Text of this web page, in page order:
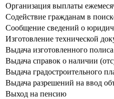
Организация выплаты
Содействие гражданам в
Сообщение сведений о
Изготовление технической
Выдача изготовленного
Выдача справок о наличии
Выдача градостроительного
Выдача разрешений на ввод
Выход на пенсию